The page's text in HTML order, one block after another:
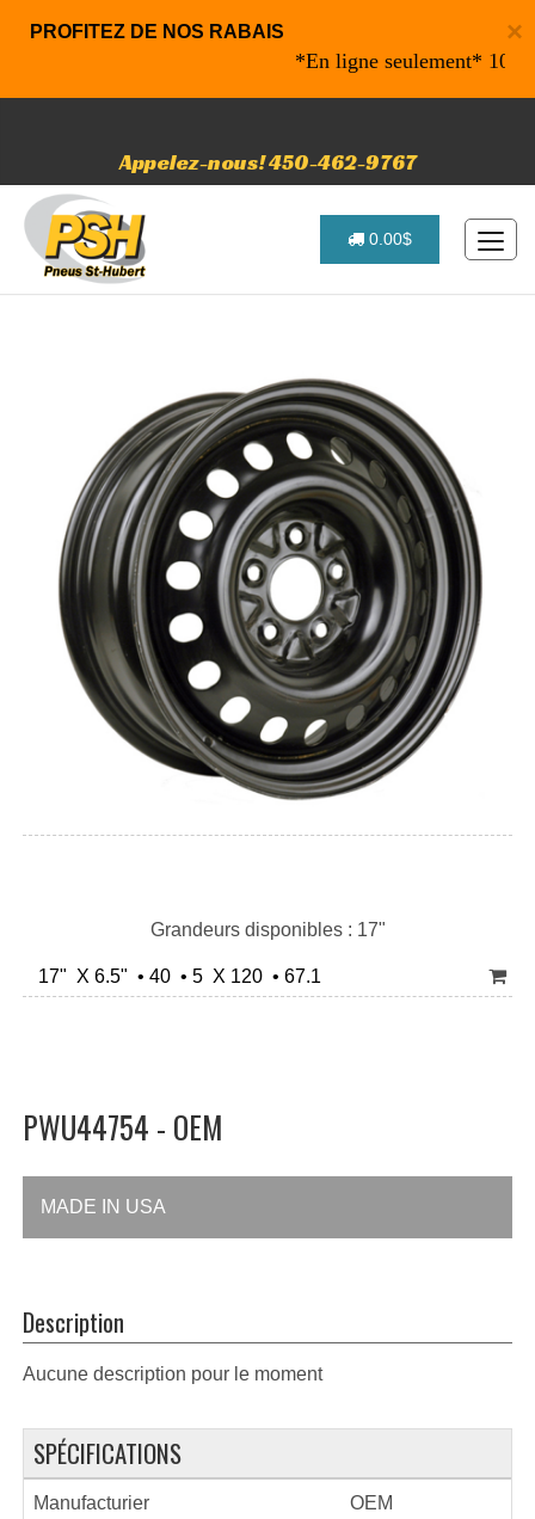
×
PROFITEZ DE NOS RABAIS
*En ligne seulement* 10% de
Appelez-nous! 450-462-9767
0.00$
Grandeurs disponibles : 17"
17" X 6.5" • 40 • 5 X 120 • 67.1
PWU44754 - OEM
MADE IN USA
Description
Aucune description pour le moment
SPÉCIFICATIONS
Manufacturier OEM